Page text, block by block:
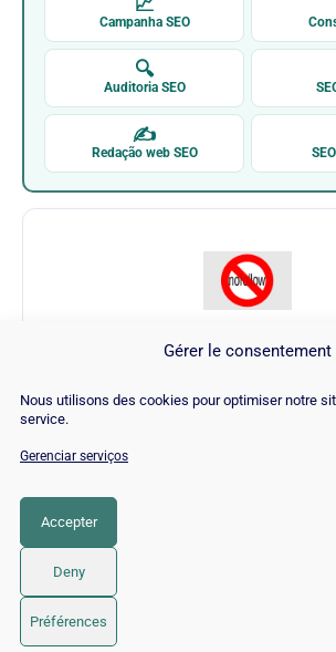
Gérer le consentement
Nous utilisons des cookies pour optimiser notre
service.
Gerenciar serviços
Accepter
Deny
Préférences
Campanha SEO
🔍
Auditoria SEO
✍
Redação web SEO
Rel Nofollow Checkbox
CATEGORIA